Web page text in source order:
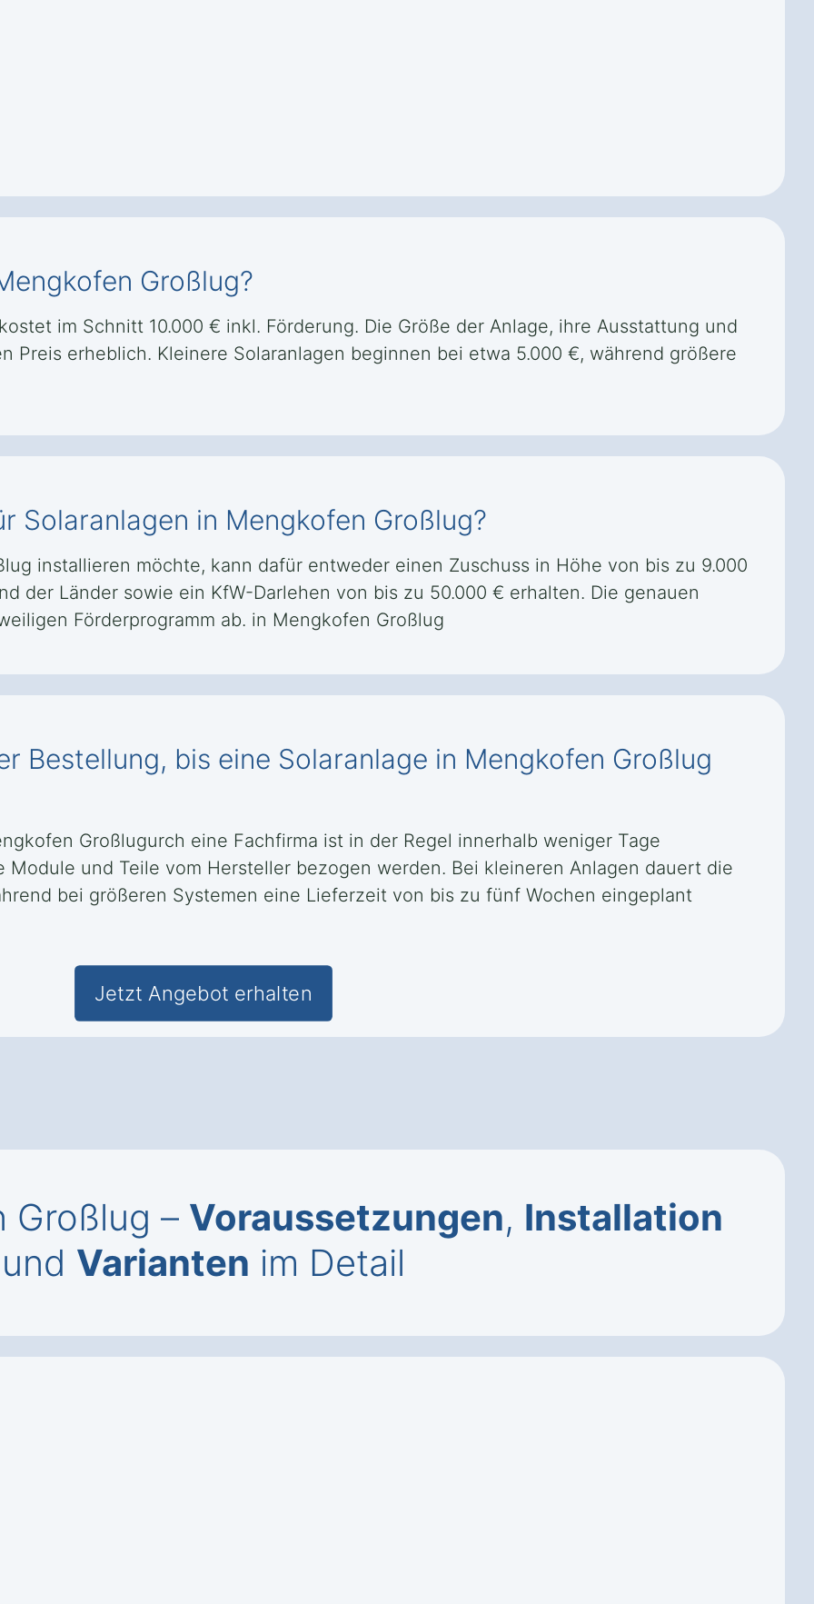
Großlug?
im Schnitt 10.000 € inkl. Förderung. Die Größe der Anlage, ihre Ausstattung und
Preis erheblich. Kleinere Solaranlagen beginnen bei etwa 5.000 €, während größere
Solaranlagen in Mengkofen Großlug?
installieren möchte, kann dafür entweder einen Zuschuss in Höhe von bis zu 9.000
der Länder sowie ein KfW-Darlehen von bis zu 50.000 € erhalten. Die genauen
Förderprogramm ab. in Mengkofen Großlug
Bestellung, bis eine Solaranlage in Mengkofen Großlug
Großlugurch eine Fachfirma ist in der Regel innerhalb weniger Tage
Module und Teile vom Hersteller bezogen werden. Bei kleineren Anlagen dauert die
bei größeren Systemen eine Lieferzeit von bis zu fünf Wochen eingeplant
Jetzt Angebot erhalten
Großlug – Voraussetzungen, Installation
und Varianten im Detail